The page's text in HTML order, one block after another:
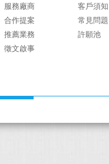
服務廠商
合作提案
推薦業務
徵文啟事
客戶須知
常見問題
許願池